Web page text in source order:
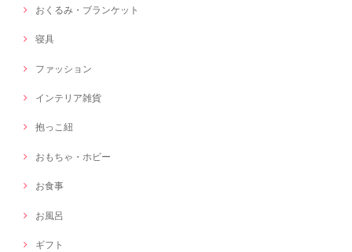
おくるみ・ブランケット
寝具
ファッション
インテリア雑貨
抱っこ紐
おもちゃ・ホビー
お食事
お風呂
ギフト